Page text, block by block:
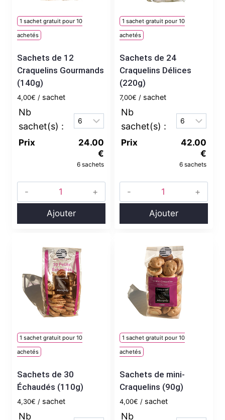
1 sachet gratuit pour 10
achetés
Sachets de 12
Craquelins Gourmands
(140g)
4,00€ sachet
Prix
24.00
€
6 sachets
Ajouter
1 sachet gratuit pour 10
achetés
Sachets de 24
Craquelins Délices
(220g)
7,00€ sachet
Prix
42.00
€
6 sachets
Ajouter
1 sachet gratuit pour 10
achetés
Sachets de 30
Échaudés (110g)
4,30€ sachet
1 sachet gratuit pour 10
achetés
Sachets de mini-
Craquelins (90g)
4,00€ sachet